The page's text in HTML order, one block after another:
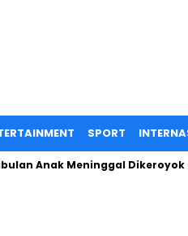
SPORT
Meninggal Dikeroyok di